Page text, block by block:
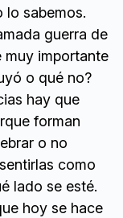
lo sabemos.
guerra de
muy importante
o qué no?
hay que
forman
o no
como
lado se esté.
hoy se hace